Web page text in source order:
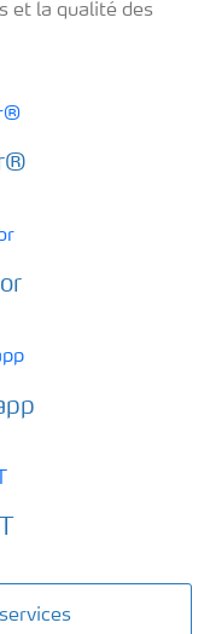
et la qualité des